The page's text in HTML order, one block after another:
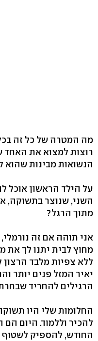
מה המטרה של כל זה
רוצות למצוא את האחד
הנשואות מבינות שהוא
על הילד הראשון אוכל
השני, שנוצר בתשוקה,
מתוך הרגל?
אני תוהה אם זה
מחוץ לבית יתנו לך את
ללא צפיות מלבד הרצון
יאיר המזל פנים יותר
הרגילים להחריד
החלומות שלי היו
להכיר וללמוד. היום
החודש, להספיק